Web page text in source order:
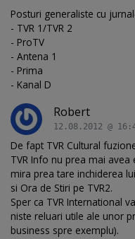
Posturi generaliste cu
- TVR 1/TVR 2
- ProTV
- Antena 1
- Prima
- Kanal D
Robert
12.08.2012 @
De fapt TVR Cultural
TVR Info nu prea mai
mira prea tare inchiderea
si Ora de Stiri pe TVR2.
Sper ca TVR International
niste reluari utile ale unor
business spre exemplu).